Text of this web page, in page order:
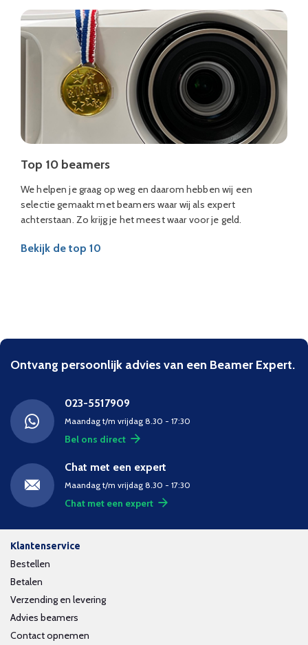
Top 10 beamers
We helpen je graag op weg en daarom hebben wij een
selectie gemaakt met beamers waar wij als expert
achterstaan. Zo krijg je het meest waar voor je geld.
Bekijk de top 10
Ontvang persoonlijk advies van een Beamer Expert.
023-5517909
Maandag t/m vrijdag 8.30 - 17:30
Bel ons direct
Chat met een expert
Maandag t/m vrijdag 8.30 - 17:30
Chat met een expert
Klantenservice
Bestellen
Betalen
Verzending en levering
Advies beamers
Contact opnemen